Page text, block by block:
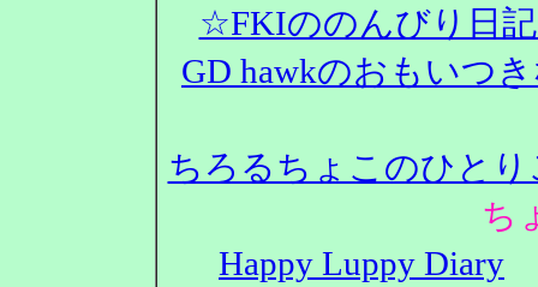
☆FKIののんびり日
GD hawkのおもいつ
ちろるちょこのひとり
ち
Happy Luppy Diary